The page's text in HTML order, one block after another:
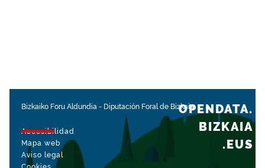
Bizkaiko Foru Aldundia - Diputación Foral de Bizkaia
Accesibilidad
Mapa web
Aviso legal
OPENDATA.
BIZKAIA
.EUS